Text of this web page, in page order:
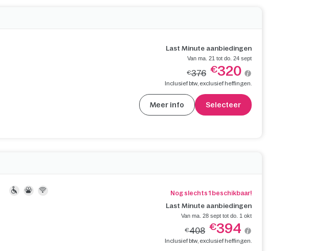
Last Minute aanbiedingen
Van ma. 21 tot do. 24 sept
€376 €320
Inclusief btw, exclusief heffingen.
Meer info Selecteer
Nog slechts 1 beschikbaar!
Last Minute aanbiedingen
Van ma. 28 sept tot do. 1 okt
€408 €394
Inclusief btw, exclusief heffingen.